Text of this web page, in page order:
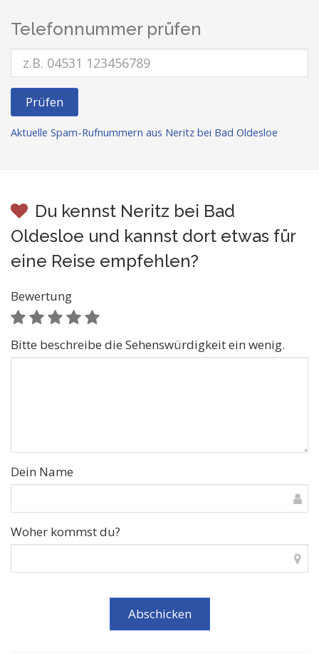
Telefonnummer prüfen
Prüfen
Aktuelle Spam-Rufnummern aus Neritz bei Bad Oldesloe
Du kennst Neritz bei Bad
Oldesloe und kannst dort etwas für
eine Reise empfehlen?
Bewertung
Bitte beschreibe die Sehenswürdigkeit ein wenig.
Dein Name
Woher kommst du?